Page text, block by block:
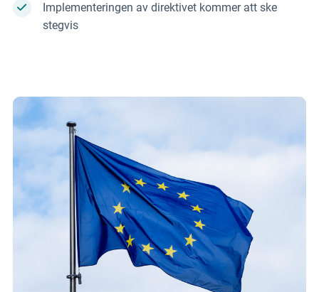
Implementeringen av direktivet kommer att ske
stegvis